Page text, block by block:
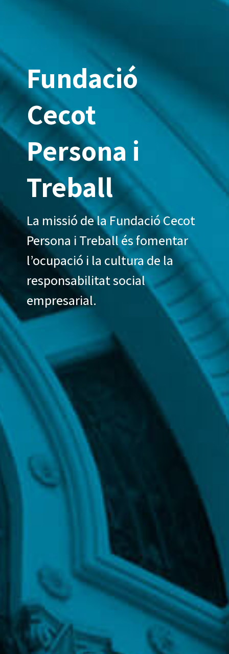
Fundació
Cecot
Persona i
Treball
La missió de la Fundació Cecot
Persona i Treball és fomentar
l’ocupació i la cultura de la
responsabilitat social
empresarial.